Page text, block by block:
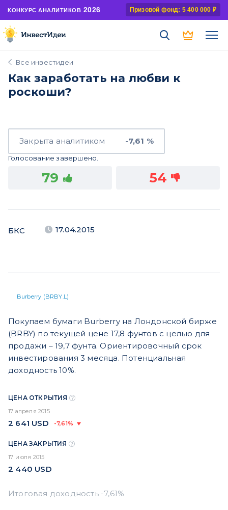
КОНКУРС АНАЛИТИКОВ 2026 Призовой фонд: 5 400 000 ₽
Все инвестидеи
Как заработать на любви к
роскоши?
Закрыта аналитиком -7,61 %
Голосование завершено.
79 54
БКС 17.04.2015
Burberry (BRBY.L)
Покупаем бумаги Burberry на Лондонской бирже
(BRBY) по текущей цене 17,8 фунтов с целью для
продажи – 19,7 фунта. Ориентировочный срок
инвестирования 3 месяца. Потенциальная
доходность 10%.
ЦЕНА ОТКРЫТИЯ
17 апреля 2015
2 641 USD -7,61%
ЦЕНА ЗАКРЫТИЯ
17 июля 2015
2 440 USD